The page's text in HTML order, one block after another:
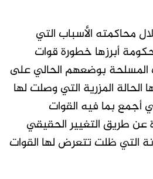
محاكمته الأسباب التي
أبرزها خطورة قوات
المسلحة بوضعهم الحالي على
الحالة المزرية التي وصلت لها
أجمع بما فيه القوات
عن طريق التغيير الحقيقي
التي ظلت تتعرض لها القوات